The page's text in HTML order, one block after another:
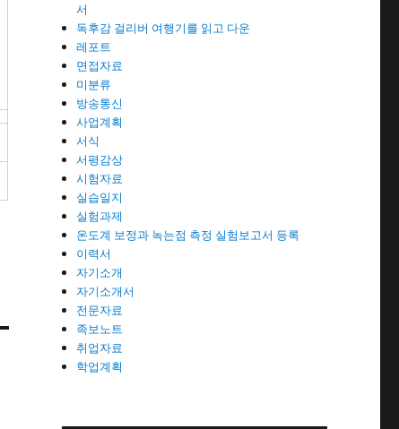
서
독후감 걸리버 여행기를 읽고 다운
레포트
면접자료
미분류
방송통신
사업계획
서식
서평감상
시험자료
실습일지
실험과제
온도계 보정과 녹는점 측정 실험보고서 등록
이력서
자기소개
자기소개서
전문자료
족보노트
취업자료
학업계획